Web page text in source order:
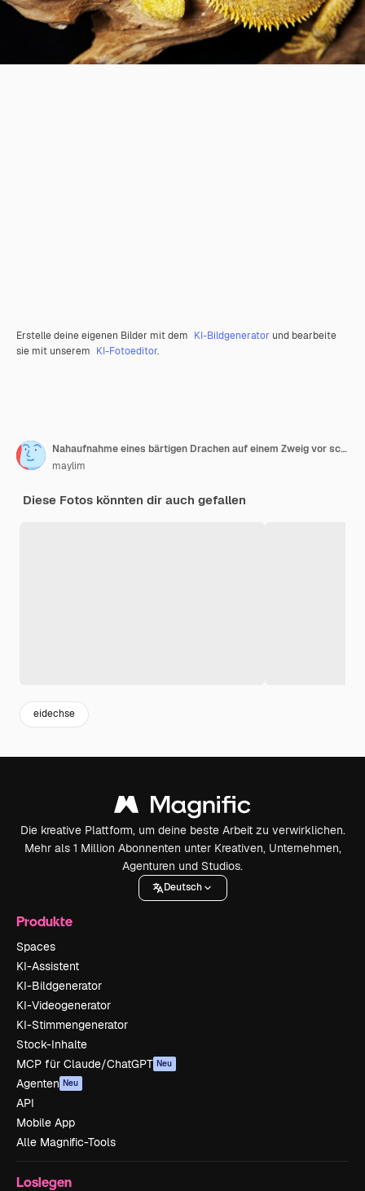
Erstelle deine eigenen Bilder mit dem KI-Bildgenerator und bearbeite
sie mit unserem KI-Fotoeditor.
Nahaufnahme eines bärtigen Drachen auf einem Zweig vor schwarzem Hintergrund
maylim
Diese Fotos könnten dir auch gefallen
eidechse
Die kreative Plattform, um deine beste Arbeit zu verwirklichen.
Mehr als 1 Million Abonnenten unter Kreativen, Unternehmen,
Agenturen und Studios.
Deutsch
Produkte
Spaces
KI-Assistent
KI-Bildgenerator
KI-Videogenerator
KI-Stimmengenerator
Stock-Inhalte
MCP für Claude/ChatGPT Neu
Agenten Neu
API
Mobile App
Alle Magnific-Tools
Loslegen